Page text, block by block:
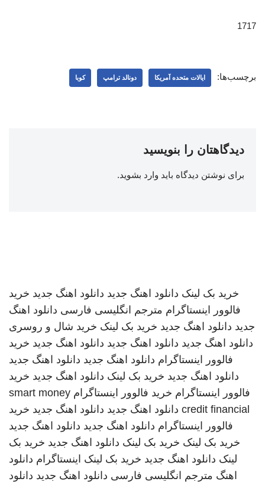
1717
برچسب‌ها: ایالات متحده آمریکا دونالد ترامپ کوبا
دیدگاهتان را بنویسید
برای نوشتن دیدگاه باید وارد بشوید.
خرید بک لینک دانلود اهنگ جدید دانلود اهنگ جدید خرید
فالوور اینستاگرام مترجم انگلیسی فارسی دانلود اهنگ
جدید دانلود اهنگ جدید خرید بک لینک خرید شال و روسری
دانلود اهنگ جدید دانلود اهنگ جدید دانلود اهنگ جدید خرید
فالوور اینستاگرام دانلود اهنگ جدید دانلود اهنگ جدید
دانلود اهنگ جدید خرید بک لینک دانلود اهنگ جدید خرید
فالوور اینستاگرام خرید فالوور اینستاگرام smart money
credit financial دانلود اهنگ جدید دانلود اهنگ جدید خرید
فالوور اینستاگرام دانلود اهنگ جدید دانلود اهنگ جدید
خرید بک لینک خرید بک لینک دانلود اهنگ جدید خرید بک
لینک دانلود اهنگ جدید خرید بک لینک اینستاگرام دانلود
اهنگ مترجم انگلیسی فارسی دانلود اهنگ جدید دانلود